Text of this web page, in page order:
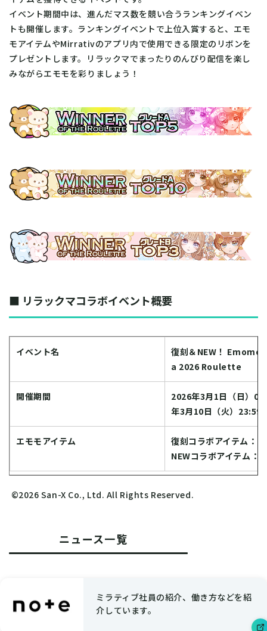
イベント期間中は、進んだマス数を競い合うランキングイベン
トも開催します。ランキングイベントで上位入賞すると、エモ
モアイテムやMirrativのアプリ内で使用できる限定のリボンを
プレゼントします。リラックマでまったりのんびり配信を楽し
みながらエモモを彩りましょう！
■ リラックマコラボイベント概要
イベント名
復刻＆NEW！
a 2026 Roulette
開催期間
2026年3月1日（日）
年3月10日（火）23:59
エモモアイテム
復刻コラボアイテム：
NEWコラボアイテム：
©2026 San-X Co., Ltd. All Rights Reserved.
ニュース一覧
ミラティブ社員の紹介、働き方などを紹
介しています。